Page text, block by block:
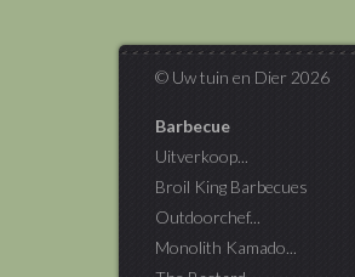
© Uw tuin en Dier 2026
Barbecue
Uitverkoop...
Broil King Barbecues
Outdoorchef...
Monolith Kamado...